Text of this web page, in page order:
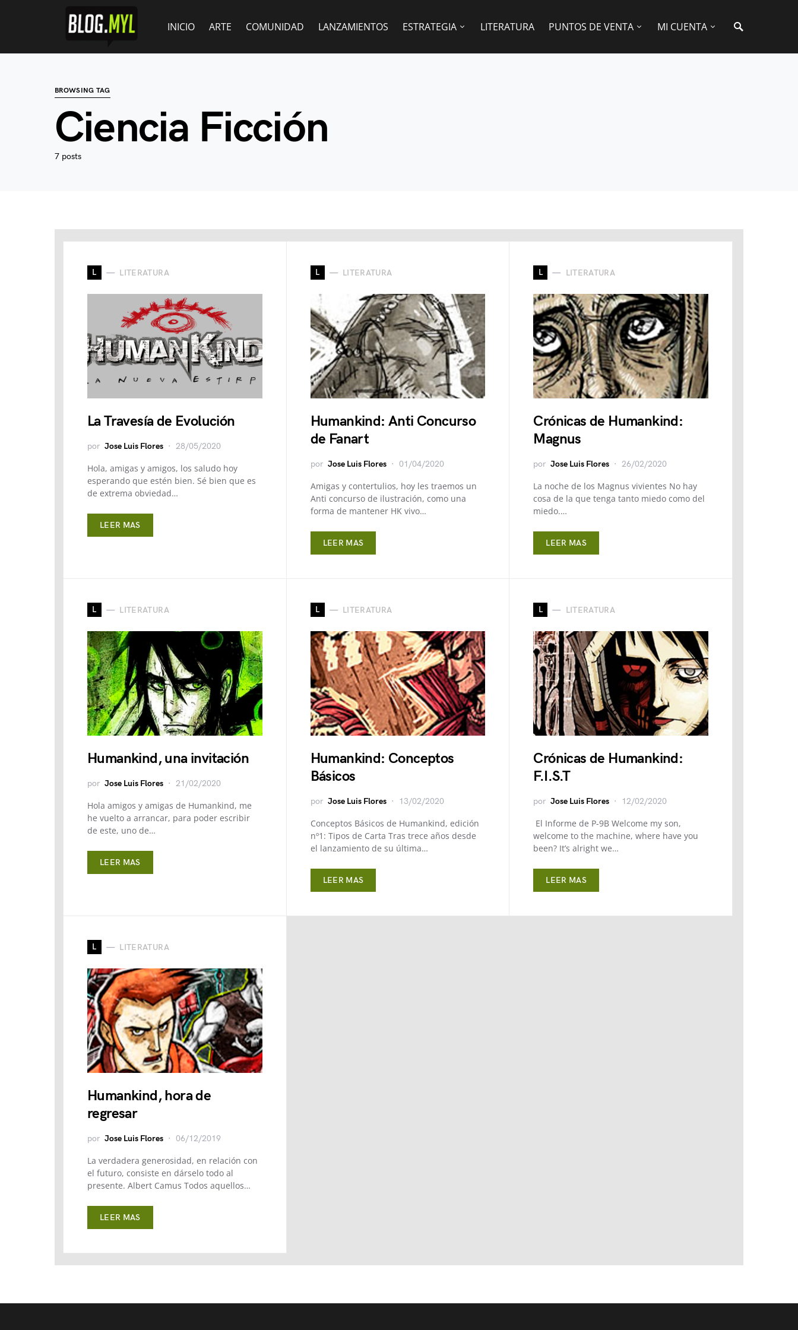
INICIO ARTE COMUNIDAD LANZAMIENTOS ESTRATEGIA LITERATURA PUNTOS DE VENTA MI CUENTA
BROWSING TAG
Ciencia Ficción
7 posts
L LITERATURA
La Travesía de Evolución
por Jose Luis Flores 28/05/2020
Hola, amigas y amigos, los saludo hoy
esperando que estén bien. Sé bien que es
de extrema obviedad…
LEER MAS
L LITERATURA
Humankind: Anti Concurso
de Fanart
por Jose Luis Flores 01/04/2020
Amigas y contertulios, hoy les traemos un
Anti concurso de ilustración, como una
forma de mantener HK vivo…
LEER MAS
L LITERATURA
Crónicas de Humankind:
Magnus
por Jose Luis Flores 26/02/2020
La noche de los Magnus vivientes No hay
cosa de la que tenga tanto miedo como del
miedo.…
LEER MAS
L LITERATURA
Humankind, una invitación
por Jose Luis Flores 21/02/2020
Hola amigos y amigas de Humankind, me
he vuelto a arrancar, para poder escribir
de este, uno de…
LEER MAS
L LITERATURA
Humankind: Conceptos
Básicos
por Jose Luis Flores 13/02/2020
Conceptos Básicos de Humankind, edición
nº1: Tipos de Carta Tras trece años desde
el lanzamiento de su última…
LEER MAS
L LITERATURA
Crónicas de Humankind:
F.I.S.T
por Jose Luis Flores 12/02/2020
El Informe de P-9B Welcome my son,
welcome to the machine, where have you
been? It’s alright we…
LEER MAS
L LITERATURA
Humankind, hora de
regresar
por Jose Luis Flores 06/12/2019
La verdadera generosidad, en relación con
el futuro, consiste en dárselo todo al
presente. Albert Camus Todos aquellos…
LEER MAS